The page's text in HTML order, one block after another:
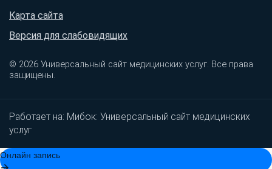
Карта сайта
Версия для слабовидящих
© 2026 Универсальный сайт медицинских услуг. Все права
защищены.
Работает на: Мибок: Универсальный сайт медицинских
услуг